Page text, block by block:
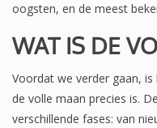
oogsten, en de meest
WAT IS DE
Voordat we verder gaan,
de volle maan precies is.
verschillende fases: van